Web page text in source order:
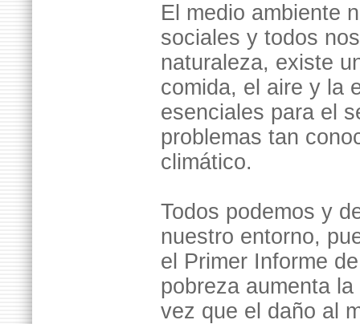
El medio ambiente
sociales y todos
naturaleza, existe
comida, el aire y la
esenciales para el
problemas tan
climático.
Todos podemos y
nuestro entorno,
el Primer Informe
pobreza aumenta
vez que el daño al